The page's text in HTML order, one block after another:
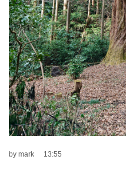
by mark 13:55